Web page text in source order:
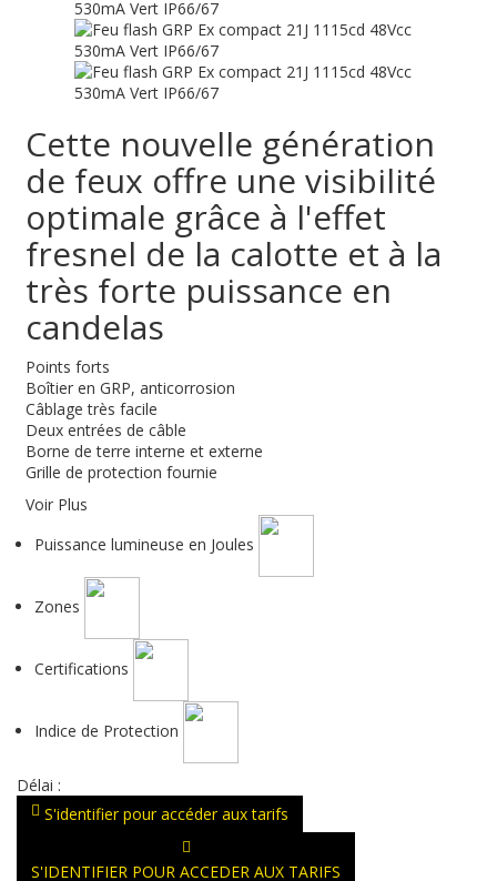
Cette nouvelle génération
de feux offre une visibilité
optimale grâce à l'effet
fresnel de la calotte et à la
très forte puissance en
candelas
Points forts
Boîtier en GRP, anticorrosion
Câblage très facile
Deux entrées de câble
Borne de terre interne et externe
Grille de protection fournie
Voir Plus
Puissance lumineuse en Joules
Zones
Certifications
Indice de Protection
Délai :
S'identifier pour accéder aux tarifs
S'IDENTIFIER POUR ACCEDER AUX TARIFS